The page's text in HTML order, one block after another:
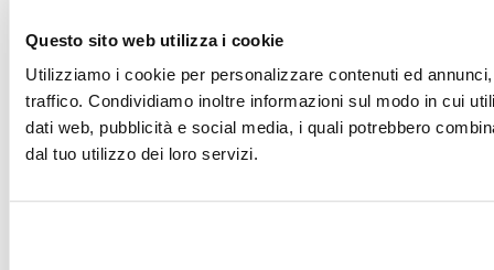
Questo sito web utilizza i cookie
Utilizziamo i cookie per personalizzare contenuti ed
traffico. Condividiamo inoltre informazioni sul modo in cui
dati web, pubblicità e social media, i quali potrebbero
dal tuo utilizzo dei loro servizi.